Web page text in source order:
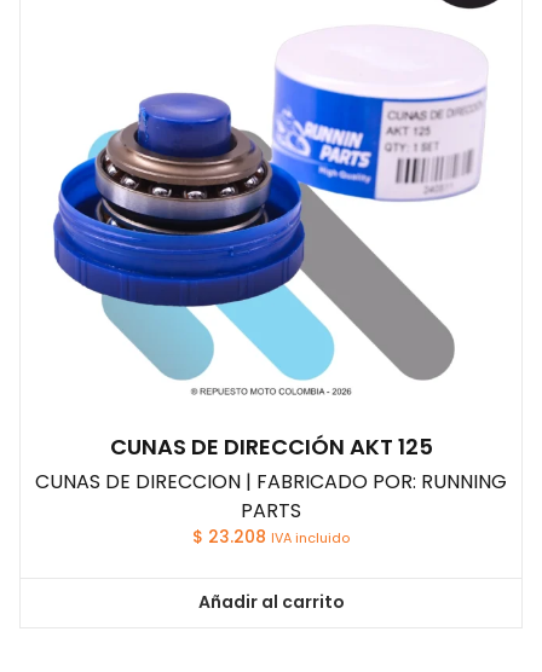
CUNAS DE DIRECCIÓN AKT 125
CUNAS DE DIRECCION | FABRICADO POR: RUNNING
PARTS
$ 23.208 IVA incluido
Añadir al carrito